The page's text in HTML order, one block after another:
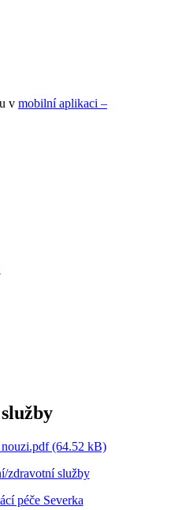
v mobilní aplikaci –
(64.52 kB)
zdravotní služby
péče Severka